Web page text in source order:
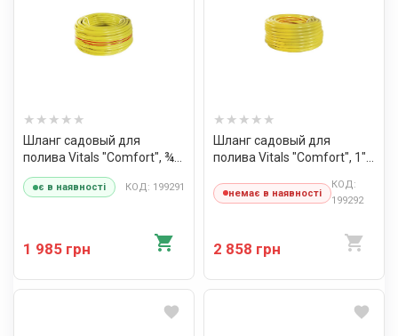
Шланг садовый для
полива Vitals "Comfort", ¾"
50 м
є в наявності КОД: 199291
1 985 грн
Шланг садовый для
полива Vitals "Comfort", 1"
немає в наявності
КОД:
199292
2 858 грн